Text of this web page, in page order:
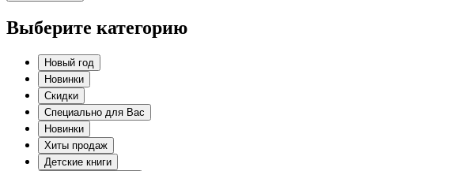
Выберите категорию
Новый год
Новинки
Скидки
Специально для Вас
Новинки
Хиты продаж
Детские книги